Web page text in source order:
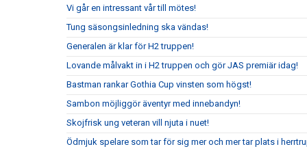
Vi går en intressant vår till mötes!
Tung säsongsinledning ska vändas!
Generalen är klar för H2 truppen!
Lovande målvakt in i H2 truppen och gör JAS premiär idag!
Bastman rankar Gothia Cup vinsten som högst!
Sambon möjliggör äventyr med innebandyn!
Skojfrisk ung veteran vill njuta i nuet!
Ödmjuk spelare som tar för sig mer och mer tar plats i